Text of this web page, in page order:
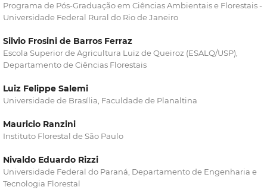
Programa de Pós-Graduação em Ciências Ambientais e Florestais -
Universidade Federal Rural do Rio de Janeiro
Silvio Frosini de Barros Ferraz
Escola Superior de Agricultura Luiz de Queiroz (ESALQ/USP),
Departamento de Ciências Florestais
Luiz Felippe Salemi
Universidade de Brasília, Faculdade de Planaltina
Mauricio Ranzini
Instituto Florestal de São Paulo
Nivaldo Eduardo Rizzi
Universidade Federal do Paraná, Departamento de Engenharia e
Tecnologia Florestal